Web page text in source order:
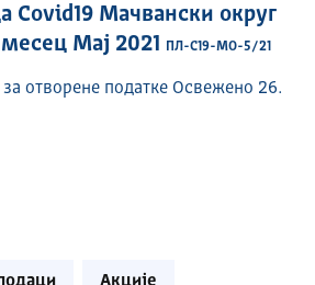
Covid19 Мачвански округ
Мај 2021
ПЛ-C19-МО-5/21
отворене податке Освежено 26.